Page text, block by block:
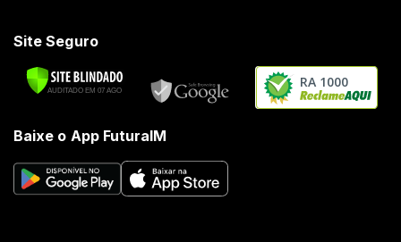
Site Seguro
RA 1000
Baixe o App FuturaIM